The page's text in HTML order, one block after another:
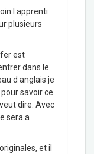
l apprenti
plusieurs
est
dans le
d anglais je
savoir ce
dire. Avec
sera a
et il